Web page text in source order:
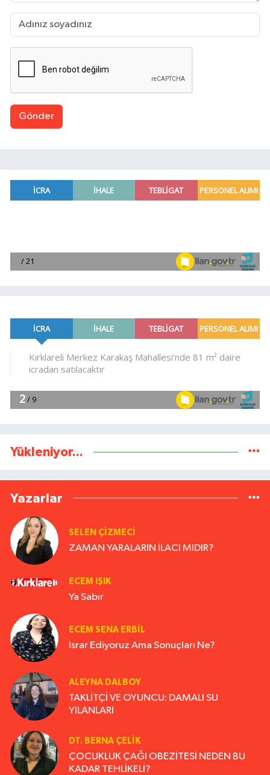
Gönder
Yükleniyor...
Yazarlar
SELEN ÇİZMECİ
ZAMAN YARALARIN İLACI MIDIR?
ECEM IŞIK
Ya Sabır
ECEM SENA ERBIL
Israr Ediyoruz Ama Sonuçları Ne?
ALEYNA DALBOY
TAKLİTÇİ VE OYUNCU: DAMALI SU
YILANLARI
DT. BERNA ÇELIK
ÇOCUKLUK ÇAĞI OBEZİTESİ NEDEN BU
KADAR TEHLİKELİ?